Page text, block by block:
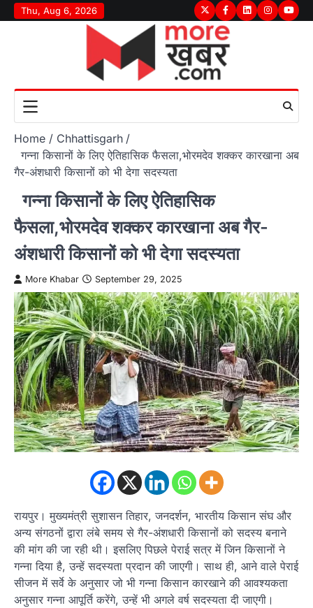
Skip
to
Thu, Aug 6, 2026 TwitterFacebook
LinkedInInstagram
Home
Chhattisgarh
गन्ना किसानों के लिए ऐतिहासिक फैसला,भोरमदेव शक्कर कारखाना अब
गैर-अंशधारी किसानों को भी देगा सदस्यता
गन्ना किसानों के लिए ऐतिहासिक
फैसला,भोरमदेव शक्कर कारखाना अब गैर-
अंशधारी किसानों को भी देगा सदस्यता
More Khabar September 29, 2025
रायपुर। मुख्यमंत्री सुशासन तिहार, जनदर्शन, भारतीय किसान संघ और
अन्य संगठनों द्वारा लंबे समय से गैर-अंशधारी किसानों को सदस्य बनाने
की मांग की जा रही थी। इसलिए पिछले पेराई सत्र में जिन किसानों ने
गन्ना दिया है, उन्हें सदस्यता प्रदान की जाएगी। साथ ही, आने वाले पेराई
सीजन में सर्वे के अनुसार जो भी गन्ना किसान कारखाने की आवश्यकता
अनुसार गन्ना आपूर्ति करेंगे, उन्हें भी अगले वर्ष सदस्यता दी जाएगी।